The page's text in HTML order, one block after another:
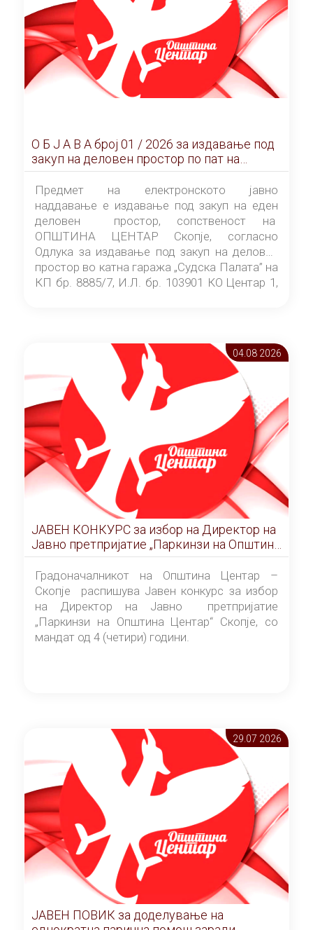
О Б Ј А В А брoj 01 / 2026 за издавање под
закуп на деловен простор по пат на
ЕЛЕКТРОНСКО ЈАВНО НАДДАВАЊЕ
Предмет на електронското јавно
наддавање е издавање под закуп на еден
деловен простор, сопственост на
ОПШТИНА ЦЕНТАР Скопје, согласно
Одлука за издавање под закуп на деловен
простор во катна гаража „Судска Палата” на
КП бр. 8885/7, И.Л. бр. 103901 КО Центар 1,
Скопје” број 9/2026), за времетраење од 3
(три) години од денот на потпишувањето на
Договорот за закуп со најповолниот
понудувач.
04.08 2026
ЈАВЕН КОНКУРС за избор на Директор на
Јавно претпријатие „Паркинзи на Општина
Центар“ – Скопје
Градоначалникот на Општина Центар –
Скопје распишува Јавен конкурс за избор
на Директор на Јавно претпријатие
„Паркинзи на Општина Центар“ Скопје, со
мандат од 4 (четири) години.
29.07 2026
ЈАВЕН ПОВИК за доделување на